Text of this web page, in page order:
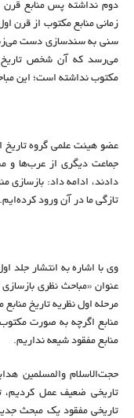
دوم نداشته پس منابع قرن
زمانی منابع مکتوب از قرن
سنی به سندسازی دست
می‌رسد که آن شخص تاریخ
مکتوب نداشته است؛ این مباحث قدمت
عضو هیئت علمی گروه تاریخ
جماعت دیگری از عرب‌ها و
دادند، ادامه داد: بازسازی
تازگی ما در آن ورود کرده‌ایم.
مرحله اول نظریه تاریخ
منابع اگرچه به صورت
منابع مفقود شیعه نداریم.
حجت‌الاسلام والمسلمین
تاریخی ضعیف عمل کردیم،
تاریخی مفقود یک مبحث